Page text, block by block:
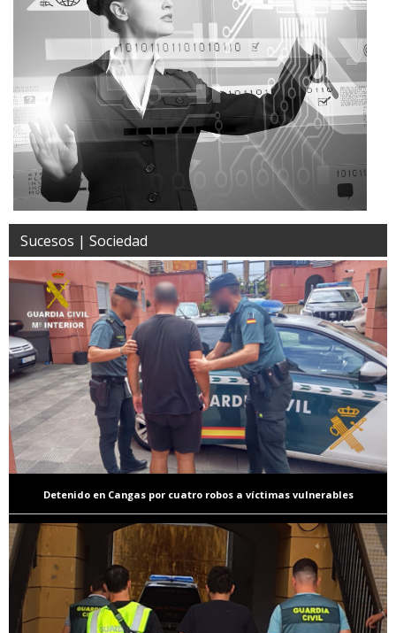
Sucesos | Sociedad
Detenido en Cangas por cuatro robos a víctimas vulnerables